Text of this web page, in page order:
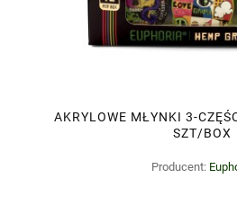
AKRYLOWE MŁYNKI 3-
SZT/BOX
Producent: